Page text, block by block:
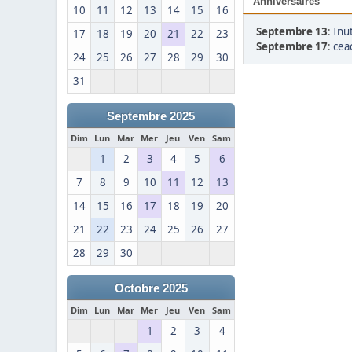
10
11 12 13 14 15
16
17
18 19 20 21 22
23
24
25 26 27 28 29
30
31
Septembre 2025
Dim Lun Mar Mer Jeu Ven Sam
1 2 3 4 5
6
7
8 9 10 11 12
13
14
15 16 17 18 19
20
21
22 23 24 25 26
27
28
29 30
Octobre 2025
Dim Lun Mar Mer Jeu Ven Sam
1 2 3
4
Septembre 13:
Septembre 17: